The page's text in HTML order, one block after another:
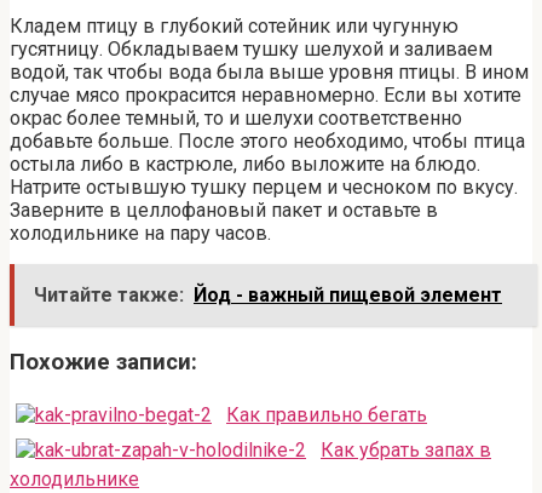
Кладем птицу в глубокий сотейник или чугунную
гусятницу. Обкладываем тушку шелухой и заливаем
водой, так чтобы вода была выше уровня птицы. В ином
случае мясо прокрасится неравномерно. Если вы хотите
окрас более темный, то и шелухи соответственно
добавьте больше. После этого необходимо, чтобы птица
остыла либо в кастрюле, либо выложите на блюдо.
Натрите остывшую тушку перцем и чесноком по вкусу.
Заверните в целлофановый пакет и оставьте в
холодильнике на пару часов.
Читайте также: Йод - важный пищевой элемент
Похожие записи:
Как правильно бегать
Как убрать запах в
холодильнике